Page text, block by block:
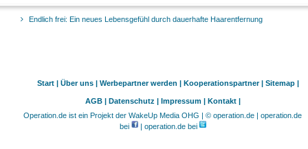
Endlich frei: Ein neues Lebensgefühl durch dauerhafte Haarentfernung
Start | Über uns | Werbepartner werden | Kooperationspartner | Sitemap |
AGB | Datenschutz | Impressum | Kontakt |
Operation.de ist ein Projekt der WakeUp Media OHG | © operation.de | operation.de
bei
| operation.de bei